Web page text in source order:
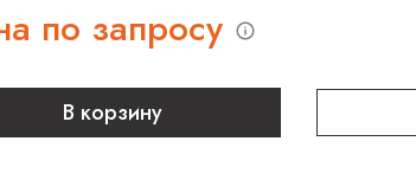
по запросу
В корзину